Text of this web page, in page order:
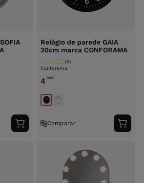
Adicionar
ao
Relógio de parede GAIA
20cm marca CONFORAMA
Conforama
(0)
4,99€
Comparar
ao